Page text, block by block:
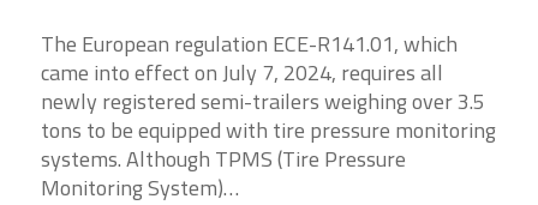
The European regulation ECE-R141.01, which
came into effect on July 7, 2024, requires all
newly registered semi-trailers weighing over 3.5
tons to be equipped with tire pressure monitoring
systems. Although TPMS (Tire Pressure
Monitoring System)…